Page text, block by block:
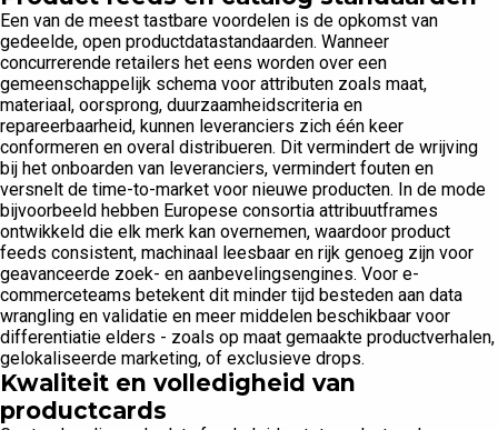
Een van de meest tastbare voordelen is de opkomst van
gedeelde, open productdatastandaarden. Wanneer
concurrerende retailers het eens worden over een
gemeenschappelijk schema voor attributen zoals maat,
materiaal, oorsprong, duurzaamheidscriteria en
repareerbaarheid, kunnen leveranciers zich één keer
conformeren en overal distribueren. Dit vermindert de wrijving
bij het onboarden van leveranciers, vermindert fouten en
versnelt de time-to-market voor nieuwe producten. In de mode
bijvoorbeeld hebben Europese consortia attribuutframes
ontwikkeld die elk merk kan overnemen, waardoor product
feeds consistent, machinaal leesbaar en rijk genoeg zijn voor
geavanceerde zoek- en aanbevelingsengines. Voor e-
commerceteams betekent dit minder tijd besteden aan data
wrangling en validatie en meer middelen beschikbaar voor
differentiatie elders - zoals op maat gemaakte productverhalen,
gelokaliseerde marketing, of exclusieve drops.
Kwaliteit en volledigheid van
productcards